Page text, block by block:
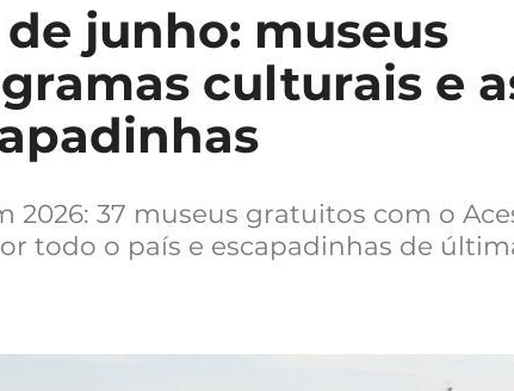
de junho: museus
culturais e
2026: 37 museus gratuitos com o
todo o país e escapadinhas de